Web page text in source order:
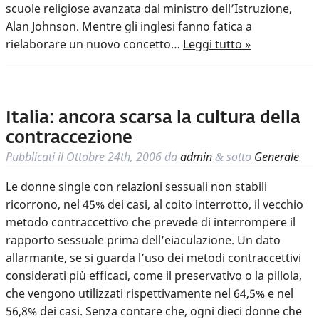
scuole religiose avanzata dal ministro dell’Istruzione,
Alan Johnson. Mentre gli inglesi fanno fatica a
rielaborare un nuovo concetto… Leggi tutto »
Italia: ancora scarsa la cultura della
contraccezione
Pubblicati ilOttobre 24th, 2006 daadmin & sotto Generale.
Le donne single con relazioni sessuali non stabili
ricorrono, nel 45% dei casi, al coito interrotto, il vecchio
metodo contraccettivo che prevede di interrompere il
rapporto sessuale prima dell’eiaculazione. Un dato
allarmante, se si guarda l’uso dei metodi contraccettivi
considerati più efficaci, come il preservativo o la pillola,
che vengono utilizzati rispettivamente nel 64,5% e nel
56,8% dei casi. Senza contare che, ogni dieci donne che